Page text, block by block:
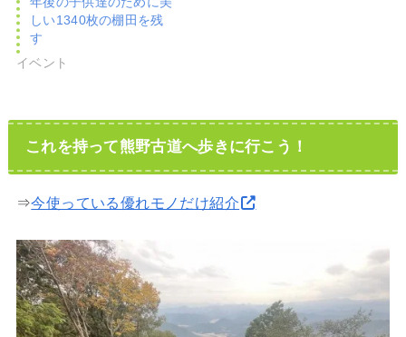
しい1340枚の棚田を残
す
イベント
これを持って熊野古道へ歩きに行こう！
⇒今使っている優れモノだけ紹介